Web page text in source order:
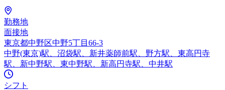
勤務地
面接地
東京都中野区中野5丁目66-3
中野(東京)駅、沼袋駅、新井薬師前駅、野方駅、東高円寺
駅、新中野駅、東中野駅、新高円寺駅、中井駅
シフト